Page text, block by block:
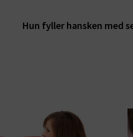
Hun fyller hansken med